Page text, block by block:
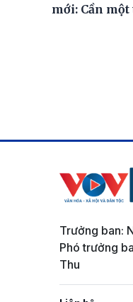
mới: Cần
Trưởng ban:
Phó trưởng
Thu